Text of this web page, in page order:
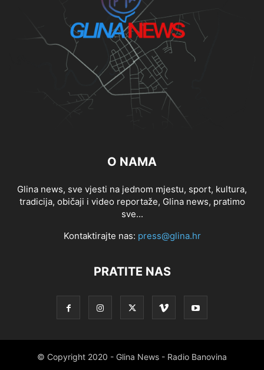
O NAMA
Glina news, sve vjesti na jednom mjestu, sport, kultura,
tradicija, običaji i video reportaže, Glina news, pratimo
sve...
Kontaktirajte nas: press@glina.hr
PRATITE NAS
© Copyright 2020 - Glina News - Radio Banovina